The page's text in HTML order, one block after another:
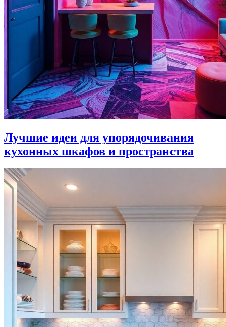
Лучшие идеи для упорядочивания
кухонных шкафов и пространства